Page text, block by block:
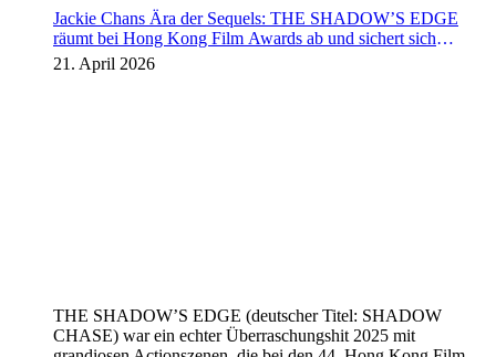
Jackie Chans Ära der Sequels: THE SHADOW’S EDGE
räumt bei Hong Kong Film Awards ab und sichert sich
Fortsetzung
21. April 2026
THE SHADOW’S EDGE (deutscher Titel: SHADOW
CHASE) war ein echter Überraschungshit 2025 mit